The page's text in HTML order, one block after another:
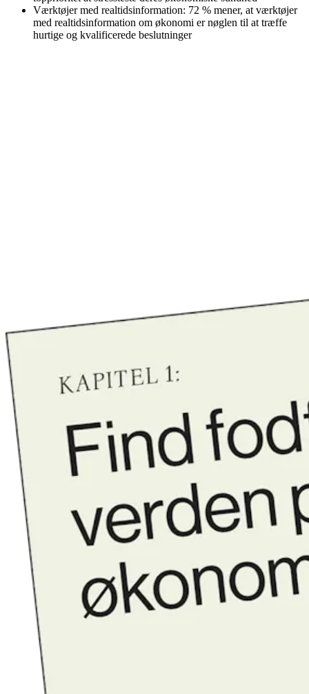
Værktøjer med realtidsinformation: 72 % mener, at værktøjer
med realtidsinformation om økonomi er nøglen til at træffe
hurtige og kvalificerede beslutninger